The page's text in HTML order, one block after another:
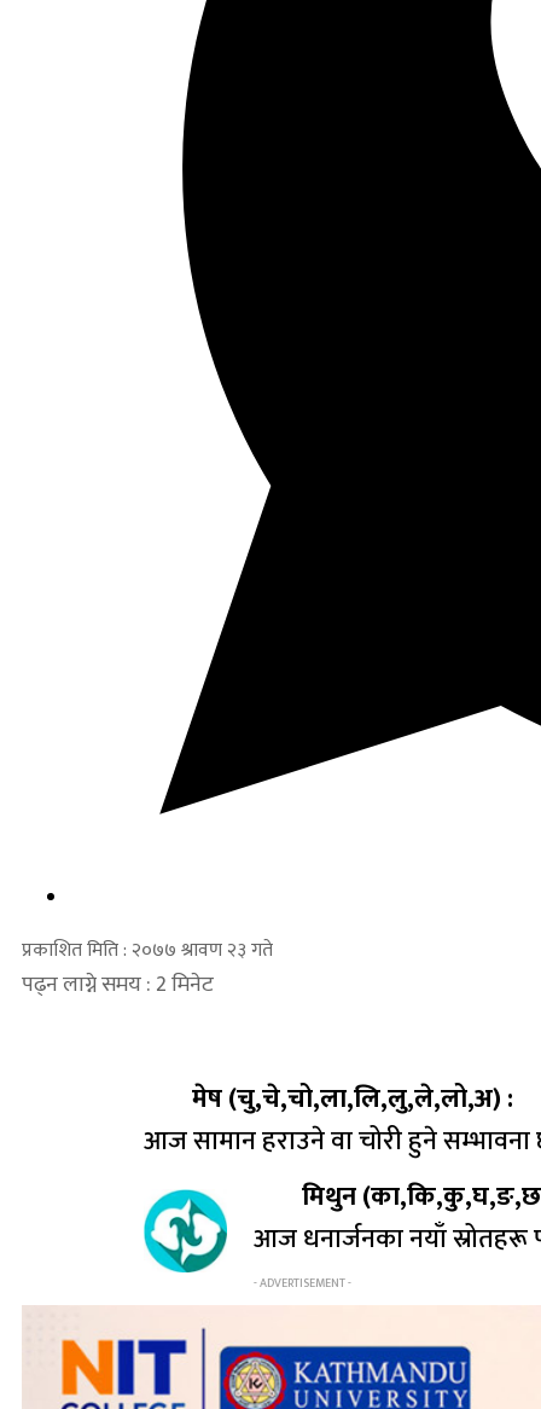
प्रकाशित मिति : २०७७ श्रावण २३ गते
पढ्न लाग्ने समय : 2 मिनेट
मेष (चु,चे,चो,ला,लि,लु,ले,लो,अ) :
आज सामान हराउने वा चोरी हुने सम्भावना
मिथुन
आज धनार्जनका नयाँ स्रोतहरू
- ADVERTISEMENT -